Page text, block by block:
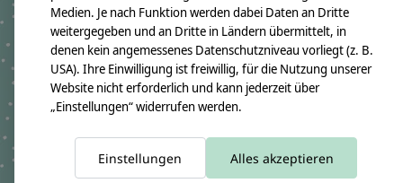
Produktangaben:
Geschwistertüte Anno 2018
GTIN: 4250608111509
Bezugsmaß:
Höhe ca.50cm
Rohlingmaß:
Durchmesser ca. 11cm
Bezugmaterial:
100% Baumwollstoff OEKO-TEX 100
Medien. Je nach Funktion werden dabei Daten an Dritte
weitergegeben und an Dritte in Ländern übermittelt, in
denen kein angemessenes Datenschutzniveau vorliegt (z. B.
USA). Ihre Einwilligung ist freiwillig, für die Nutzung unserer
Website nicht erforderlich und kann jederzeit über
„Einstellungen“ widerrufen werden.
Einstellungen Alles akzeptieren